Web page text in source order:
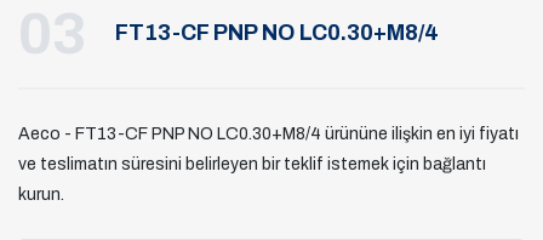
03 FT13-CF PNP NO LC0.30+M8/4
Aeco - FT13-CF PNP NO LC0.30+M8/4 ürününe ilişkin en iyi fiyatı
ve teslimatın süresini belirleyen bir teklif istemek için bağlantı
kurun.